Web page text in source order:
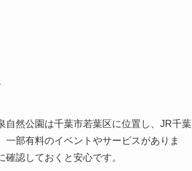
自然公園は千葉市若葉区に位置し、JR千葉
部有料のイベントやサービスがありま
認しておくと安心です。